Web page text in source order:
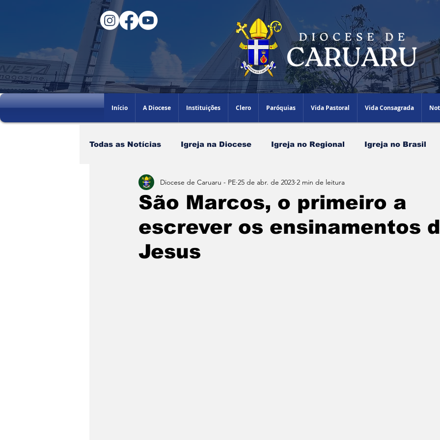
Início A Diocese Instituições Clero Paróquias Vida Pastoral Vida Consagrada
Todas as Notícias Igreja na Diocese Igreja no Regional Igreja no Brasil
Santo do dia 60AGB Papa Leão XIV Agenda Episcopal
São Marcos, o primeiro a
escrever os ensinamentos
Jesus
Diocese de Caruaru - PE 25 de abr. de 2023 2 min de leitura